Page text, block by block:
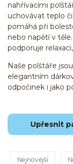
nahřívacími
uchovávat teplo
pomáhá při
nebo napětí v
podporuje
Naše polštáře
elegantním
odpočinek i jako
Upřesnit
Nejnovější